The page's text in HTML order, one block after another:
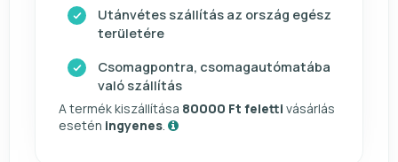
Utánvétes szállítás az ország egész
területére
Csomagpontra, csomagautómatába
való szállítás
A termék kiszállítása 80000 Ft feletti vásárlás
esetén ingyenes.